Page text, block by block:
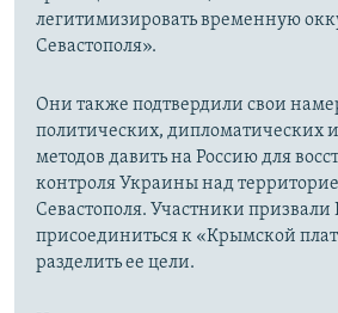
легитимизировать временную
Севастополя».
Они также подтвердили свои
политических, дипломатических
методов давить на Россию для
контроля Украины над
Севастополя. Участники призвали
присоединиться к «Крымской
разделить ее цели.